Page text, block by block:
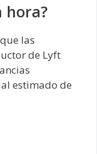
hora?
las
de Lyft
estimado de